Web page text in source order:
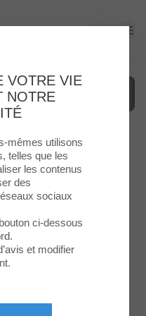
LE SPOT
VOTRE VIE
NOTRE
mêmes utilisons
telles que les
les contenus
des
sociaux
ci-dessous
et modifier